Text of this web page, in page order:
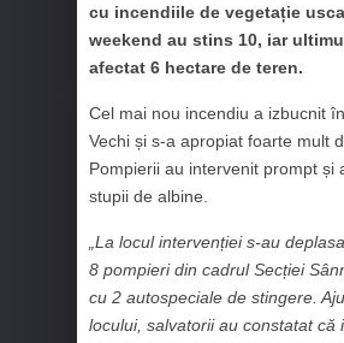
cu incendiile de vegetație
weekend au stins 10, iar
afectat 6 hectare de teren.
Cel mai nou incendiu a izbucnit
Vechi și s-a apropiat foarte mult
Pompierii au intervenit prompt și
stupii de albine.
„La locul intervenției s-au
8 pompieri din cadrul Secției
cu 2 autospeciale de stingere.
locului, salvatorii au constatat că